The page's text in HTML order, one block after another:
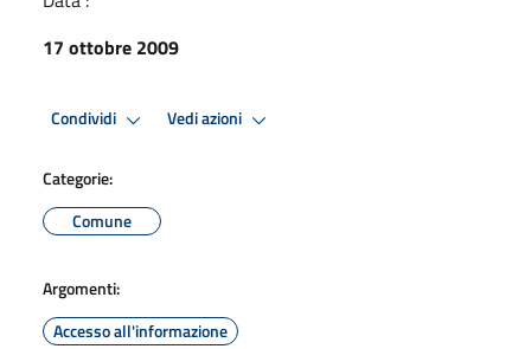
17 ottobre 2009
Condividi Vedi azioni
Categorie:
Comune
Argomenti:
Accesso all'informazione